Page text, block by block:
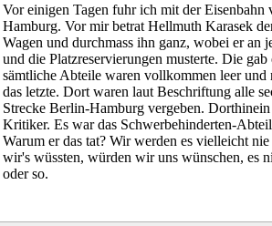
Vor einigen Tagen fuhr ich mit der Eisenbahn
Hamburg. Vor mir betrat Hellmuth Karasek
Wagen und durchmass ihn ganz, wobei er an
und die Platzreservierungen musterte. Die
sämtliche Abteile waren vollkommen leer und
das letzte. Dort waren laut Beschriftung alle
Strecke Berlin-Hamburg vergeben.
Kritiker. Es war das Schwerbehinderten-
Warum er das tat? Wir werden es vielleicht
wir's wüssten, würden wir uns wünschen, es
oder so.